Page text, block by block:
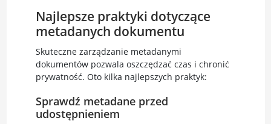
Najlepsze praktyki dotyczące
metadanych dokumentu
Skuteczne zarządzanie metadanymi
dokumentów pozwala oszczędzać czas i chronić
prywatność. Oto kilka najlepszych praktyk:
Sprawdź metadane przed
udostępnieniem